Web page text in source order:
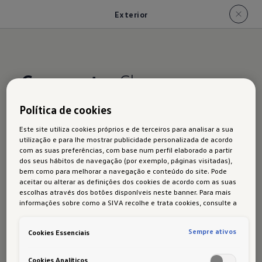
Exterior
Compacto.Classe.
O ID.3 impressiona pelo seu designclássico e
compactoe pela suasilhueta desportiva. A
distância entre eixos longa e as saliências curtos
não só permitem uminterior espaçosocomo
também tornam o veículo especialmente
rodas alargadas
com
Política de cookies
Este site utiliza cookies próprios e de terceiros para analisar a sua
utilização e para lhe mostrar publicidade personalizada de acordo
com as suas preferências, com base num perfil elaborado a partir
dos seus hábitos de navegação (por exemplo, páginas visitadas),
bem como para melhorar a navegação e conteúdo do site. Pode
aceitar ou alterar as definições dos cookies de acordo com as suas
escolhas através dos botões disponíveis neste banner. Para mais
informações sobre como a SIVA recolhe e trata cookies, consulte a
Cookies Essenciais Sempre ativos
Cookies Analíticos